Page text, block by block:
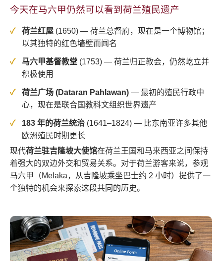
今天在马六甲仍然可以看到荷兰殖民遗产
荷兰红屋 (1650) — 荷兰总督府，现在是一个博物馆；
以其独特的红色墙壁而闻名
马六甲基督教堂 (1753) — 荷兰归正教会，仍然屹立并
积极使用
荷兰广场 (Dataran Pahlawan)— 最初的殖民行政中
心，现在是联合国教科文组织世界遗产
183 年的荷兰统治 (1641–1824) — 比东南亚许多其他
欧洲殖民时期更长
现代荷兰驻吉隆坡大使馆在荷兰王国和马来西亚之间保持
着强大的双边外交和贸易关系。对于荷兰游客来说，参观
马六甲（Melaka，从吉隆坡乘坐巴士约 2 小时）提供了一
个独特的机会来探索这段共同的历史。